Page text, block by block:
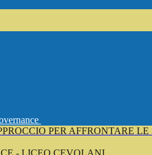
PER AFFRONTARE